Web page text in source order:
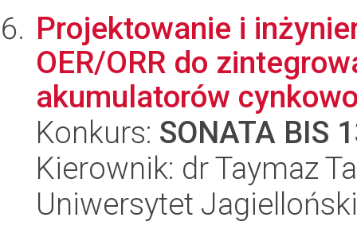
Projektowanie i
OER/ORR do
akumulatorów
Konkurs: SONATA BIS
Kierownik: dr Taymaz
Uniwersytet